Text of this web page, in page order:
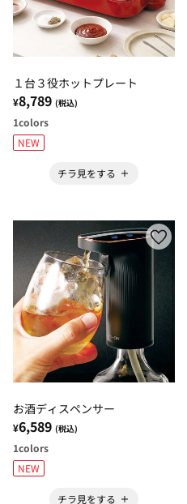
１台３役ホットプレート
¥8,789 (税込)
1colors
NEW
チラ見をする
お酒ディスペンサー
¥6,589 (税込)
1colors
NEW
チラ見をする